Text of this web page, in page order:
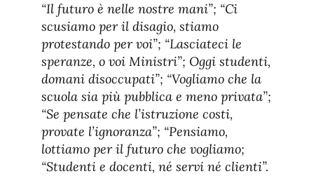
“Il futuro è nelle nostre mani”; “Ci
scusiamo per il disagio, stiamo
protestando per voi”; “Lasciateci le
speranze, o voi Ministri”; Oggi studenti,
domani disoccupati”; “Vogliamo che la
scuola sia più pubblica e meno privata”;
“Se pensate che l’istruzione costi,
provate l’ignoranza”; “Pensiamo,
lottiamo per il futuro che vogliamo;
“Studenti e docenti, né servi né clienti”.